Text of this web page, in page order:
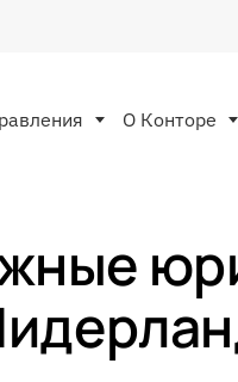
O Конторе